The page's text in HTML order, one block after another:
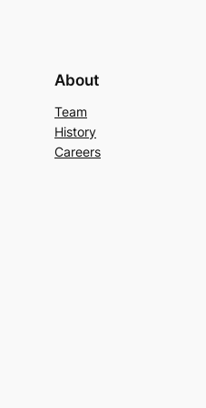
About
Team
History
Careers